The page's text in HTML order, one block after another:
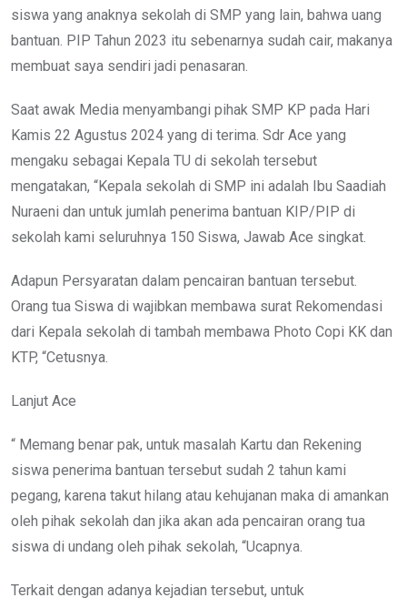
siswa yang anaknya sekolah di SMP yang lain, bahwa uang
bantuan. PIP Tahun 2023 itu sebenarnya sudah cair, makanya
membuat saya sendiri jadi penasaran.
Saat awak Media menyambangi pihak SMP KP pada Hari
Kamis 22 Agustus 2024 yang di terima. Sdr Ace yang
mengaku sebagai Kepala TU di sekolah tersebut
mengatakan, “Kepala sekolah di SMP ini adalah Ibu Saadiah
Nuraeni dan untuk jumlah penerima bantuan KIP/PIP di
sekolah kami seluruhnya 150 Siswa, Jawab Ace singkat.
Adapun Persyaratan dalam pencairan bantuan tersebut.
Orang tua Siswa di wajibkan membawa surat Rekomendasi
dari Kepala sekolah di tambah membawa Photo Copi KK dan
KTP, “Cetusnya.
Lanjut Ace
“ Memang benar pak, untuk masalah Kartu dan Rekening
siswa penerima bantuan tersebut sudah 2 tahun kami
pegang, karena takut hilang atau kehujanan maka di amankan
oleh pihak sekolah dan jika akan ada pencairan orang tua
siswa di undang oleh pihak sekolah, “Ucapnya.
Terkait dengan adanya kejadian tersebut, untuk